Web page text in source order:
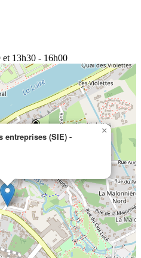
13h30 - 16h00
entreprises (SIE) -
×